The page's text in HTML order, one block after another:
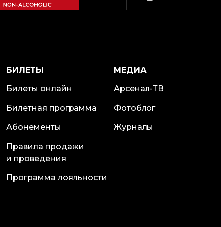
БИЛЕТЫ
Билеты онлайн
Билетная программа
Абонементы
Правила продажи
и проведения
Программа лояльности
МЕДИА
Арсенал-ТВ
Фотоблог
Журналы